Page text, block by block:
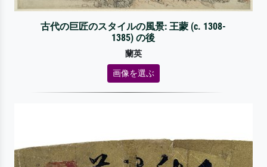
古代の巨匠のスタイルの風景: 王蒙 (c. 1308-
1385) の後
蘭英
画像を選ぶ